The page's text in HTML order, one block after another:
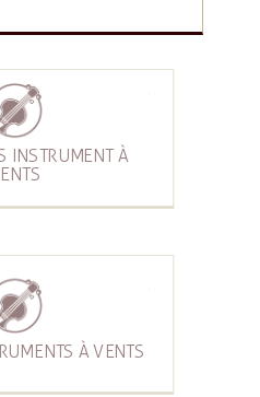
INSTRUMENT À
À VENTS